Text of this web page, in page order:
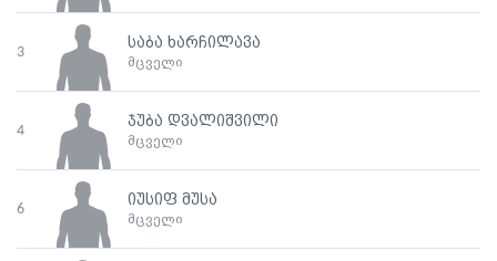
3
საბა ხარჩილავა
მცველი
4
ჯუბა დვალიშვილი
მცველი
6
იუსიფ მუსა
მცველი